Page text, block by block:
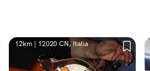
12km | 12020 CN, Italia